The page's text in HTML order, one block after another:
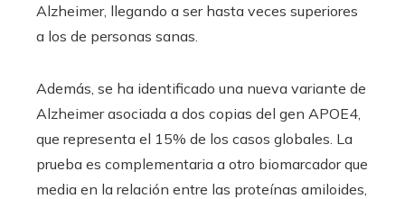
Alzheimer, llegando a ser hasta veces superiores
a los de personas sanas.
Además, se ha identificado una nueva variante de
Alzheimer asociada a dos copias del gen APOE4,
que representa el 15% de los casos globales. La
prueba es complementaria a otro biomarcador que
media en la relación entre las proteínas amiloides,